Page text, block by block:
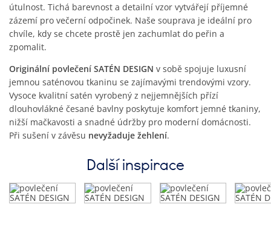
útulnost. Tichá barevnost a detailní vzor vytvářejí příjemné
zázemí pro večerní odpočinek. Naše souprava je ideální pro
chvíle, kdy se chcete prostě jen zachumlat do peřin a
zpomalit.
Originální povlečení SATÉN DESIGN v sobě spojuje luxusní
jemnou saténovou tkaninu se zajímavými trendovými vzory.
Vysoce kvalitní satén vyrobený z nejjemnějších přízí
dlouhovlákné česané bavlny poskytuje komfort jemné tkaniny,
nižší mačkavosti a snadné údržby pro moderní domácnosti.
Při sušení v závěsu nevyžaduje žehlení.
Další inspirace